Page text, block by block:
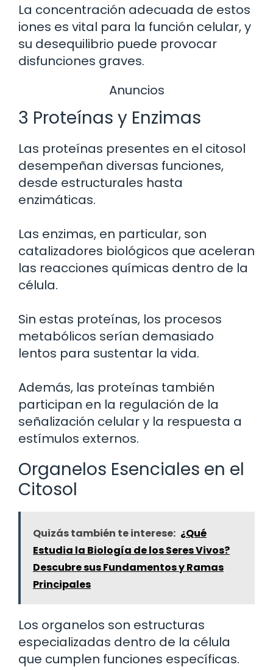
La concentración adecuada de estos
iones es vital para la función celular, y
su desequilibrio puede provocar
disfunciones graves.
Anuncios
3 Proteínas y Enzimas
Las proteínas presentes en el citosol
desempeñan diversas funciones,
desde estructurales hasta
enzimáticas.
Las enzimas, en particular, son
catalizadores biológicos que aceleran
las reacciones químicas dentro de la
célula.
Sin estas proteínas, los procesos
metabólicos serían demasiado
lentos para sustentar la vida.
Además, las proteínas también
participan en la regulación de la
señalización celular y la respuesta a
estímulos externos.
Organelos Esenciales en el
Citosol
Quizás también te interese: ¿Qué
Estudia la Biología de los Seres Vivos?
Descubre sus Fundamentos y Ramas
Principales
Los organelos son estructuras
especializadas dentro de la célula
que cumplen funciones específicas.